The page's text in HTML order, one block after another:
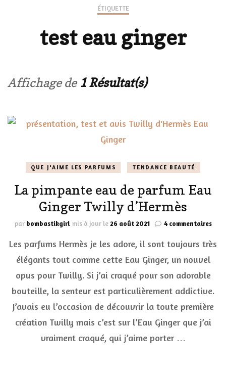
ÉTIQUETTE
test eau ginger
Affichage de 1 Résultat(s)
QUE J'AIME LES PARFUMS TENDANCE BEAUTÉ
La pimpante eau de parfum Eau
Ginger Twilly d’Hermès
par bombastikgirl mis à jour le26 août 2021 4 commentairessur
Les parfums Hermès je les adore, il sont toujours très
élégants tout comme cette Eau Ginger, un nouvel
opus pour Twilly. Si j’ai craqué pour son adorable
bouteille, la senteur est particulièrement addictive.
J’avais eu l’occasion de découvrir la toute première
création Twilly mais c’est sur l’Eau Ginger que j’ai
vraiment craqué, qui j’aime porter …